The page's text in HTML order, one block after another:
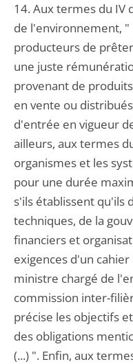
14. Aux termes du IV
de l'environnement,
producteurs de
une juste
provenant de
en vente ou
d'entrée en vigueur
ailleurs, aux termes
organismes et les
pour une durée
s'ils établissent qu'ils
techniques, de la
financiers et
exigences d'un
ministre chargé de
commission inter-
précise les objectifs
des obligations
(...) ". Enfin, aux